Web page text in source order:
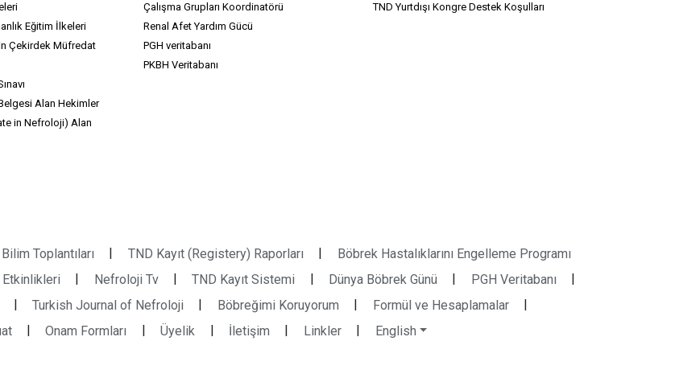
Eğitim İlkeleri
Çekirdek Müfredat
Alan Hekimler
in Nefroloji) Alan
Çalışma Grupları Koordinatörü
Renal Afet Yardım Gücü
PGH veritabanı
PKBH Veritabanı
TND Yurtdışı Kongre Destek Koşulları
Toplantıları | TND Kayıt (Registery) Raporları |
Böbrek Hastalıklarını Engelleme Programı
Etkinlikleri | Nefroloji Tv | TND Kayıt Sistemi | Dünya Böbrek Günü | PGH Veritabanı
|
| Turkish Journal of Nefroloji | Böbreğimi Koruyorum | Formül ve Hesaplamalar
|
| Onam Formları | Üyelik | İletişim | Linkler | English